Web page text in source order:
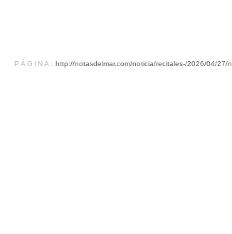
PÁGINA: http://notasdelmar.com/noticia/recitales-/2026/04/27/